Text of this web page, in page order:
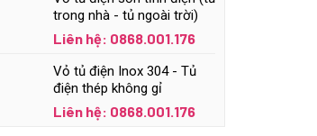
trong nhà - tủ ngoài trời)
Liên hệ: 0868.001.176
Vỏ tủ điện Inox 304 - Tủ
điện thép không gỉ
Liên hệ: 0868.001.176